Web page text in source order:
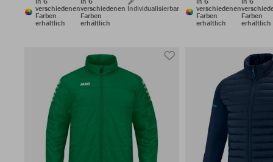
verschiedenen
Farben
erhältlich
verschiedenen
Farben
erhältlich
Individualisierbar
verschiedenen
Farben
erhältlich
Farben
erhältlich